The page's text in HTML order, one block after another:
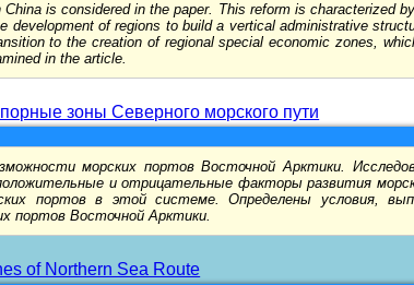
is considered in the paper. This reform is characterized
development of regions to build a vertical administrative
to the creation of regional special economic zones,
in the article.
зоны Северного морского пути
морских портов Восточной Арктики.
и отрицательные факторы развития
портов в этой системе. Определены условия,
портов Восточной Арктики.
of Northern Sea Route